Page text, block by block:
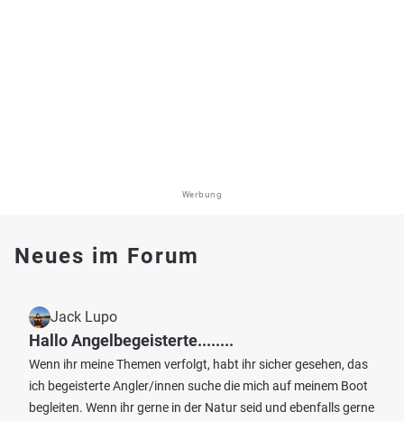
Werbung
Neues im Forum
Jack Lupo
Hallo Angelbegeisterte........
Wenn ihr meine Themen verfolgt, habt ihr sicher gesehen, das
ich begeisterte Angler/innen suche die mich auf meinem Boot
begleiten. Wenn ihr gerne in der Natur seid und ebenfalls gerne